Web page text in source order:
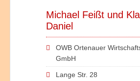
Michael Feißt und
Daniel
OWB Ortenauer
GmbH
Lange Str. 28